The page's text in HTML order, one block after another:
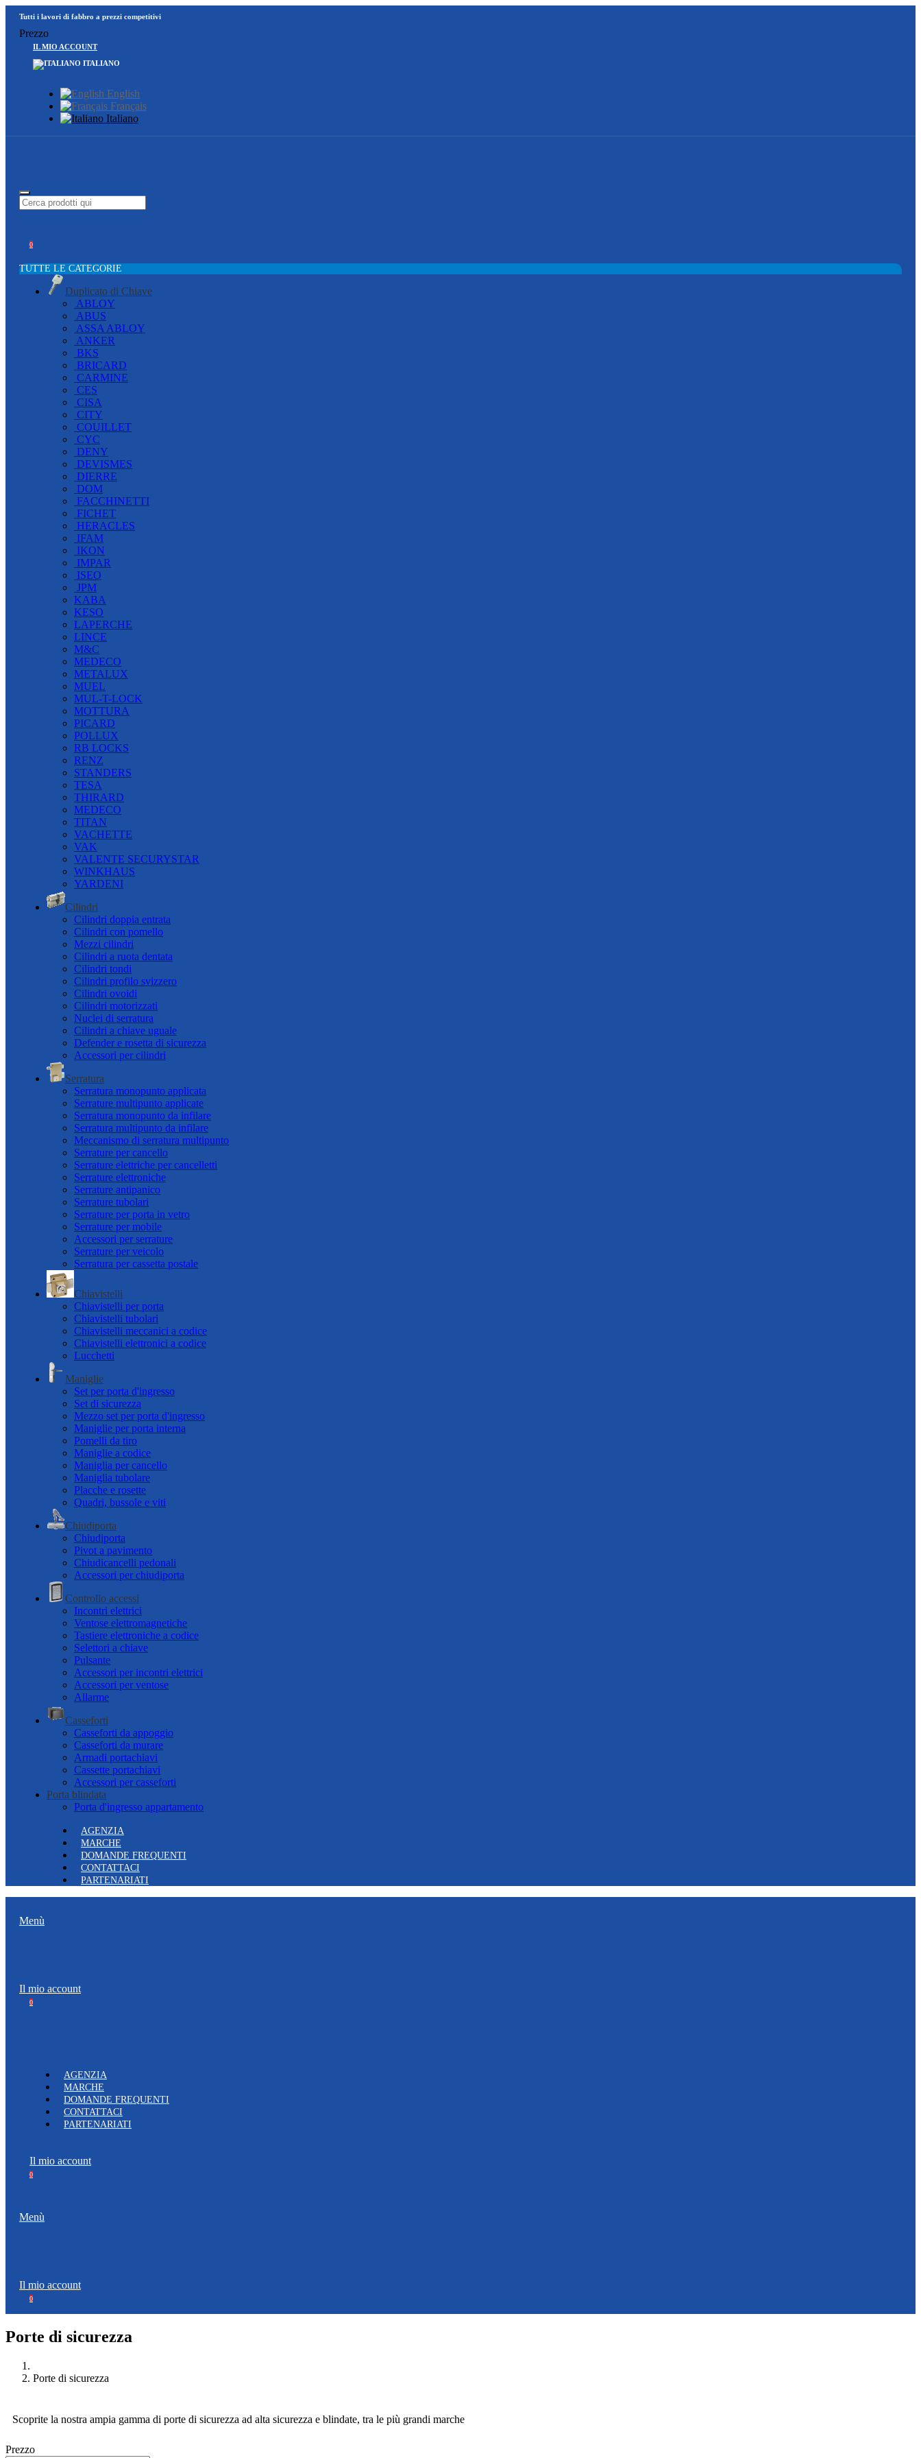
Tutti i lavori di fabbro a prezzi competitivi
Prezzo
IL MIO ACCOUNT
ITALIANO
English
Français
Italiano
0
TUTTE LE CATEGORIE
Duplicato di Chiave
ABLOY
ABUS
ASSA ABLOY
ANKER
BKS
BRICARD
CARMINE
CES
CISA
CITY
COUILLET
CYC
DENY
DEVISMES
DIERRE
DOM
FACCHINETTI
FICHET
HERACLES
IFAM
IKON
IMPAR
ISEO
JPM
KABA
KESO
LAPERCHE
LINCE
M&C
MEDECO
METALUX
MUEL
MUL-T-LOCK
MOTTURA
PICARD
POLLUX
RB LOCKS
RENZ
STANDERS
TESA
THIRARD
MEDECO
TITAN
VACHETTE
VAK
VALENTE SECURYSTAR
WINKHAUS
YARDENI
Cilindri
Cilindri doppia entrata
Cilindri con pomello
Mezzi cilindri
Cilindri a ruota dentata
Cilindri tondi
Cilindri profilo svizzero
Cilindri ovoidi
Cilindri motorizzati
Nuclei di serratura
Cilindri a chiave uguale
Defender e rosetta di sicurezza
Accessori per cilindri
Serratura
Serratura monopunto applicata
Serrature multipunto applicate
Serratura monopunto da infilare
Serratura multipunto da infilare
Meccanismo di serratura multipunto
Serrature per cancello
Serrature elettriche per cancelletti
Serrature elettroniche
Serrature antipanico
Serrature tubolari
Serrature per porta in vetro
Serrature per mobile
Accessori per serrature
Serrature per veicolo
Serratura per cassetta postale
Chiavistelli
Chiavistelli per porta
Chiavistelli tubolari
Chiavistelli meccanici a codice
Chiavistelli elettronici a codice
Lucchetti
Maniglie
Set per porta d'ingresso
Set di sicurezza
Mezzo set per porta d'ingresso
Maniglie per porta interna
Pomelli da tiro
Maniglie a codice
Maniglia per cancello
Maniglia tubolare
Placche e rosette
Quadri, bussole e viti
Chiudiporta
Chiudiporta
Pivot a pavimento
Chiudicancelli pedonali
Accessori per chiudiporta
Controllo accessi
Incontri elettrici
Ventose elettromagnetiche
Tastiere elettroniche a codice
Selettori a chiave
Pulsante
Accessori per incontri elettrici
Accessori per ventose
Allarme
Casseforti
Casseforti da appoggio
Casseforti da murare
Armadi portachiavi
Cassette portachiavi
Accessori per casseforti
Porta blindata
Porta d'ingresso appartamento
AGENZIA
MARCHE
DOMANDE FREQUENTI
CONTATTACI
PARTENARIATI
Menù
Il mio account
0
AGENZIA
MARCHE
DOMANDE FREQUENTI
CONTATTACI
PARTENARIATI
Il mio account
0
Menù
Il mio account
0
Porte di sicurezza
Porte di sicurezza
Scoprite la nostra ampia gamma di porte di sicurezza ad alta sicurezza e blindate, tra le più grandi marche
Prezzo